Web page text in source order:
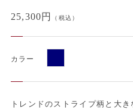
25,300円 （税込）
カラー
トレンドのストライプ柄と大